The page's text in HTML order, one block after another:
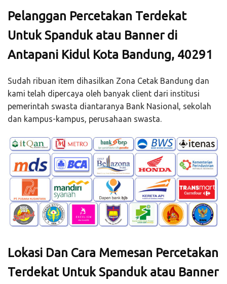
Pelanggan Percetakan Terdekat
Untuk Spanduk atau Banner di
Antapani Kidul Kota Bandung, 40291
Sudah ribuan item dihasilkan Zona Cetak Bandung dan
kami telah dipercaya oleh banyak client dari institusi
pemerintah swasta diantaranya Bank Nasional, sekolah
dan kampus-kampus, perusahaan swasta.
Lokasi Dan Cara Memesan Percetakan
Terdekat Untuk Spanduk atau Banner